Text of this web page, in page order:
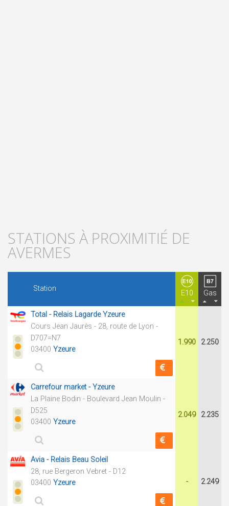
STATIONS À PROXIMITIÉ DE
AVERMES
Station
E10 Gas
Total - Relais Lagarde Yzeure
Cours Jean Jaurès - 28, route de Lyon -
D707=N7
03400 Yzeure
1.990 2.250
Carrefour market - Yzeure
La Plaine Bodin - Boulevard Jean Moulin -
D525
03400 Yzeure
2.049 2.235
Avia - Relais Beau Soleil
28, rue Bergeron Vebret - D12
03400 Yzeure - 2.249